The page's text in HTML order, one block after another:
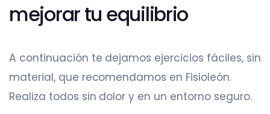
mejorar tu equilibrio
A continuación te dejamos ejercicios fáciles, sin
material, que recomendamos en Fisioleón.
Realiza todos sin dolor y en un entorno seguro.